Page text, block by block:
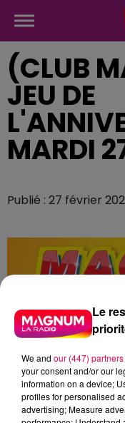
(CLUB
JEU DE
MARDI
Publié : 27 février
Le
We and our (447) partners
your consent and/or our
information on a device;
profiles for personalised
advertising; Measure